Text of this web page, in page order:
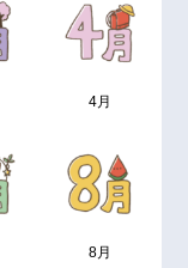
4月
8月